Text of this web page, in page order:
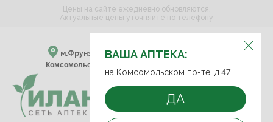
ВЫБЕРИТЕ АПТЕКУ:
м.Фрунзенская м.Спортивная
Комсомольский пр-т, д. 47
ВАША АПТЕКА:
на Комсомольском пр-те, д.47
ДА
Цены на сайте ежедневно обновляются.
Актуальные цены уточняйте по телефону